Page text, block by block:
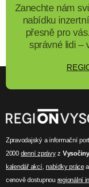
Zanechte nám
nabídku
přesně pro
správné lidi –
Zpravodajský a informační
2000 denní zprávyz Vysočiny
kalendář akcí,nabídky prácea
cenově dostupnou regionální